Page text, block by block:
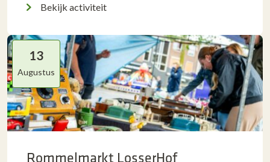
Bekijk activiteit
13
Augustus
Rommelmarkt LosserHof